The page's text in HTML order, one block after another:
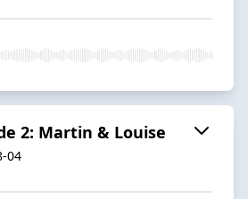
2: Martin & Louise
04